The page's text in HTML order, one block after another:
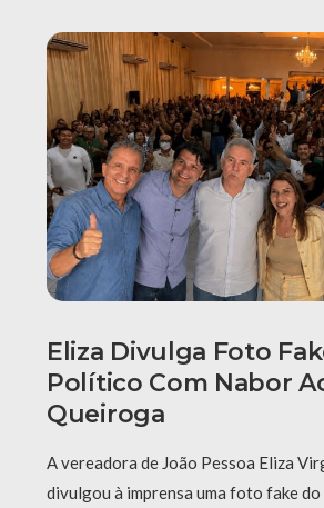
Eliza Divulga Foto
Político Com Nabor
Queiroga
A vereadora de João Pessoa Eliza
divulgou à imprensa uma foto fake